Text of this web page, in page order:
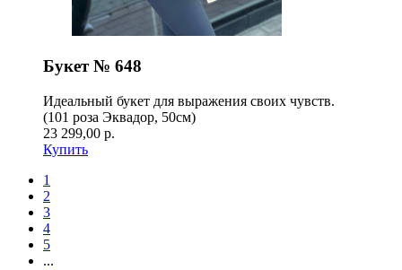
Букет № 648
Идеальный букет для выражения своих чувств.
(101 роза Эквадор, 50см)
23 299,00 р.
Купить
1
2
3
4
5
...